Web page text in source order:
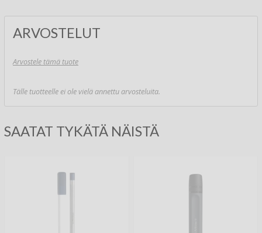
ARVOSTELUT
Arvostele tämä tuote
Tälle tuotteelle ei ole vielä annettu arvosteluita.
SAATAT TYKÄTÄ NÄISTÄ